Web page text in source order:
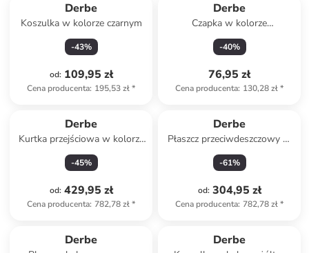
Derbe
Koszulka w kolorze czarnym
-43%
od: 109,95 zł
Cena producenta: 195,53 zł*
Derbe
Czapka w kolorze
granatowym
-40%
76,95 zł
Cena producenta: 130,28 zł*
Derbe
Kurtka przejściowa w kolorze
khaki
-45%
od: 429,95 zł
Cena producenta: 782,78 zł*
Derbe
Płaszcz przeciwdeszczowy w
kolorze szarym
-61%
od: 304,95 zł
Cena producenta: 782,78 zł*
Derbe Derbe